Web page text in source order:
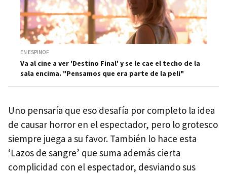
EN ESPINOF
Va al cine a ver 'Destino Final' y se le cae el techo de la
sala encima. "Pensamos que era parte de la peli"
Uno pensaría que eso desafía por completo la idea
de causar horror en el espectador, pero lo grotesco
siempre juega a su favor. También lo hace esta
‘Lazos de sangre’ que suma además cierta
complicidad con el espectador, desviando sus